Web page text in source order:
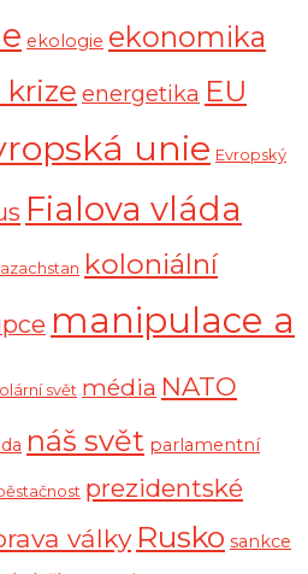
ekologie ekonomika
energetika EU
unie Evropský
Fialova vláda
koloniální
manipulace a
svět média NATO
náš svět parlamentní
prezidentské
války Rusko sankce